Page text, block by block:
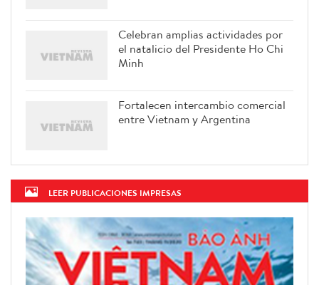
Celebran amplias actividades por
el natalicio del Presidente Ho Chi
Minh
Fortalecen intercambio comercial
entre Vietnam y Argentina
LEER PUBLICACIONES IMPRESAS